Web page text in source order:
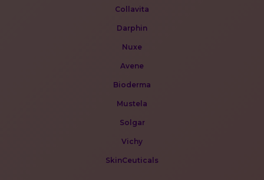
Collavita
Darphin
Nuxe
Avene
Bioderma
Mustela
Solgar
Vichy
SkinCeuticals